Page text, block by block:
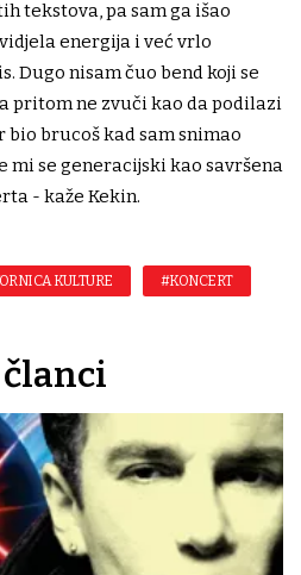
tekstova, pa sam ga išao
energija i već vrlo
Dugo nisam čuo bend koji se
pritom ne zvuči kao da podilazi
bio brucoš kad sam snimao
mi se generacijski kao savršena
- kaže Kekin.
KULTURE #KONCERT